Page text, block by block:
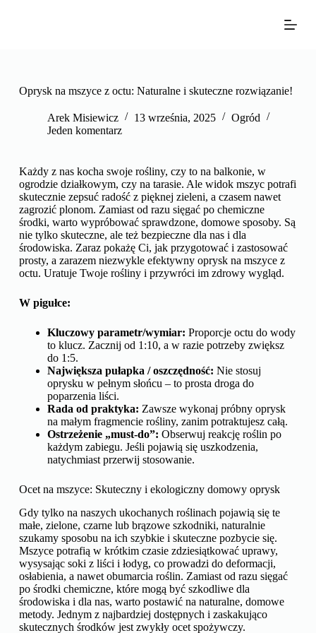
Oprysk na mszyce z octu: Naturalne i skuteczne rozwiązanie!
Arek Misiewicz 13 września, 2025
Ogród
Jeden komentarz
Każdy z nas kocha swoje rośliny, czy to na balkonie, w
ogrodzie działkowym, czy na tarasie. Ale widok mszyc potrafi
skutecznie zepsuć radość z pięknej zieleni, a czasem nawet
zagrozić plonom. Zamiast od razu sięgać po chemiczne
środki, warto wypróbować sprawdzone, domowe sposoby. Są
nie tylko skuteczne, ale też bezpieczne dla nas i dla
środowiska. Zaraz pokażę Ci, jak przygotować i zastosować
prosty, a zarazem niezwykle efektywny oprysk na mszyce z
octu. Uratuje Twoje rośliny i przywróci im zdrowy wygląd.
W pigułce:
Kluczowy parametr/wymiar: Proporcje octu do wody
to klucz. Zacznij od 1:10, a w razie potrzeby zwiększ
do 1:5.
Największa pułapka / oszczędność: Nie stosuj
oprysku w pełnym słońcu – to prosta droga do
poparzenia liści.
Rada od praktyka: Zawsze wykonaj próbny oprysk
na małym fragmencie rośliny, zanim potraktujesz całą.
Ostrzeżenie „must-do”: Obserwuj reakcję roślin po
każdym zabiegu. Jeśli pojawią się uszkodzenia,
natychmiast przerwij stosowanie.
Ocet na mszyce: Skuteczny i ekologiczny domowy oprysk
Gdy tylko na naszych ukochanych roślinach pojawią się te
małe, zielone, czarne lub brązowe szkodniki, naturalnie
szukamy sposobu na ich szybkie i skuteczne pozbycie się.
Mszyce potrafią w krótkim czasie zdziesiątkować uprawy,
wysysając soki z liści i łodyg, co prowadzi do deformacji,
osłabienia, a nawet obumarcia roślin. Zamiast od razu sięgać
po środki chemiczne, które mogą być szkodliwe dla
środowiska i dla nas, warto postawić na naturalne, domowe
metody. Jednym z najbardziej dostępnych i zaskakująco
skutecznych środków jest zwykły ocet spożywczy.